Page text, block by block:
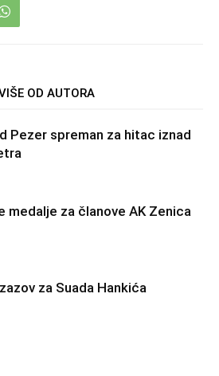
OD AUTORA
Pezer spreman za hitac iznad
medalje za članove AK Zenica
za Suada Hankića